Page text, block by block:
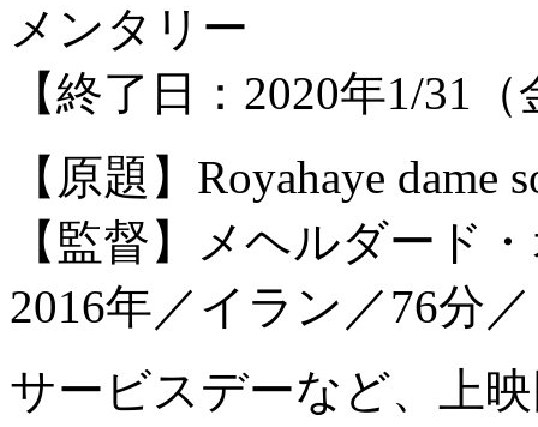
メンタリー
【終了日：2020年1/31
【原題】Royahaye dame
【監督】メヘルダード
2016年／イラン／76分
サービスデーなど、上